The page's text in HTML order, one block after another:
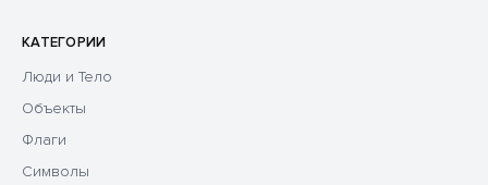
КАТЕГОРИИ
Люди и Тело
Объекты
Флаги
Символы